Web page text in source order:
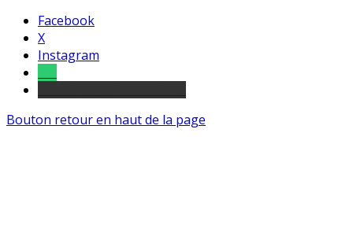
Facebook
X
Instagram
Bouton retour en haut de la page